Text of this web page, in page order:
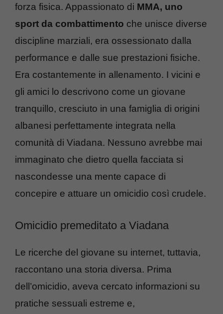
forza fisica. Appassionato di MMA, uno
sport da combattimento che unisce diverse
discipline marziali, era ossessionato dalla
performance e dalle sue prestazioni fisiche.
Era costantemente in allenamento. I vicini e
gli amici lo descrivono come un giovane
tranquillo, cresciuto in una famiglia di origini
albanesi perfettamente integrata nella
comunità di Viadana. Nessuno avrebbe mai
immaginato che dietro quella facciata si
nascondesse una mente capace di
concepire e attuare un omicidio così crudele.
Omicidio premeditato a Viadana
Le ricerche del giovane su internet, tuttavia,
raccontano una storia diversa. Prima
dell’omicidio, aveva cercato informazioni su
pratiche sessuali estreme e,